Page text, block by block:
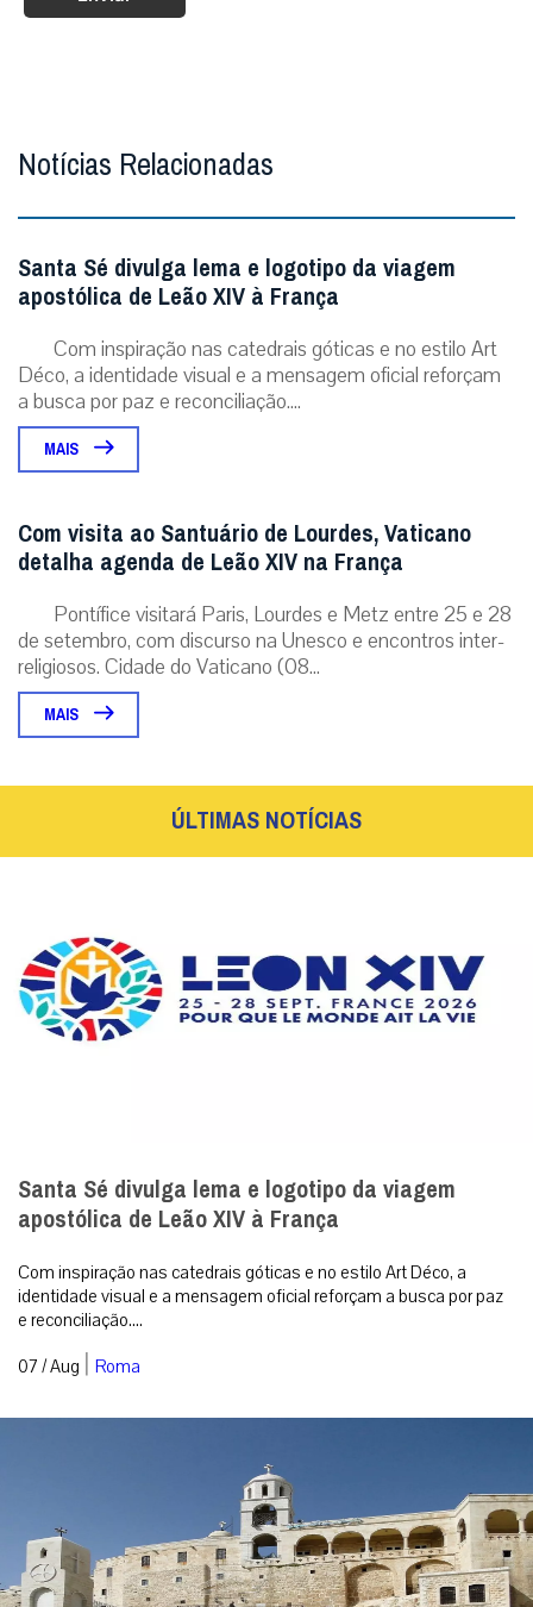
Notícias Relacionadas
Santa Sé divulga lema e logotipo da viagem
apostólica de Leão XIV à França
Com inspiração nas catedrais góticas e no estilo Art
Déco, a identidade visual e a mensagem oficial reforçam
a busca por paz e reconciliação....
MAIS
Com visita ao Santuário de Lourdes, Vaticano
detalha agenda de Leão XIV na França
Pontífice visitará Paris, Lourdes e Metz entre 25 e 28
de setembro, com discurso na Unesco e encontros inter-
religiosos. Cidade do Vaticano (08...
MAIS
ÚLTIMAS NOTÍCIAS
Santa Sé divulga lema e logotipo da viagem
apostólica de Leão XIV à França
Com inspiração nas catedrais góticas e no estilo Art Déco, a
identidade visual e a mensagem oficial reforçam a busca por paz
e reconciliação....
07 / Aug | Roma